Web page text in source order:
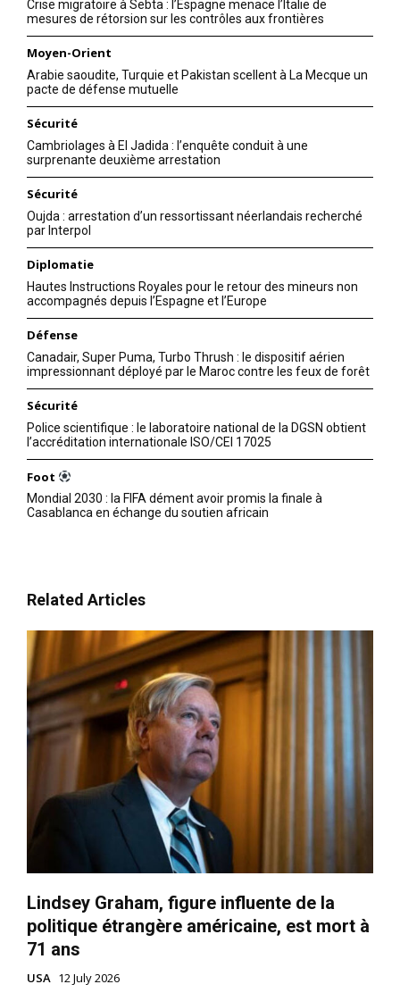
Crise migratoire à Sebta : l’Espagne menace l’Italie de
mesures de rétorsion sur les contrôles aux frontières
Moyen-Orient
Arabie saoudite, Turquie et Pakistan scellent à La Mecque un
pacte de défense mutuelle
Sécurité
Cambriolages à El Jadida : l’enquête conduit à une
surprenante deuxième arrestation
Sécurité
Oujda : arrestation d’un ressortissant néerlandais recherché
par Interpol
Diplomatie
Hautes Instructions Royales pour le retour des mineurs non
accompagnés depuis l’Espagne et l’Europe
Défense
Canadair, Super Puma, Turbo Thrush : le dispositif aérien
impressionnant déployé par le Maroc contre les feux de forêt
Sécurité
Police scientifique : le laboratoire national de la DGSN obtient
l’accréditation internationale ISO/CEI 17025
Foot
Mondial 2030 : la FIFA dément avoir promis la finale à
Casablanca en échange du soutien africain
Related Articles
Lindsey Graham, figure influente de la
politique étrangère américaine, est mort à
71 ans
USA 12 July 2026